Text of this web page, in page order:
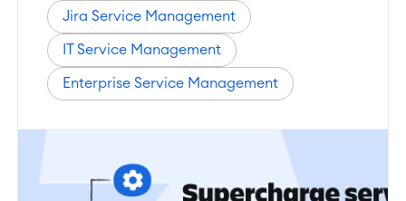
Jira Service Management
IT Service Management
Enterprise Service Management